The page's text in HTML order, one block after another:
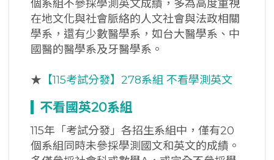
個系組不參採學測英文成績，多為高度重視
在地文化與社會脈絡的人文社會與法政相關
學系，還有少數醫學系，如台大醫學系、中
國醫的醫學系及牙醫學系。
★ 【115考試分發】278系組 不看學測英文
不看國英20系組
115年「考試分發」各招生系組中，僅有20
個系組同時未參採學測國文和英文的成績。